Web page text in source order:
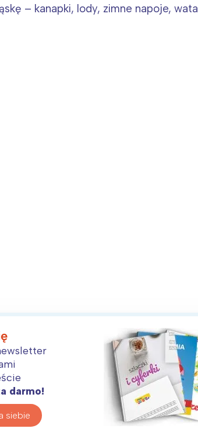
– kanapki, lody, zimne napoje, wata
darmo!
siebie